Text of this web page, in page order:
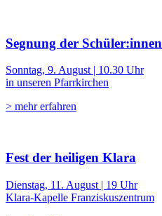
Segnung der Schüler:innen
Sonntag, 9. August | 10.30 Uhr
in unseren Pfarrkirchen
> mehr erfahren
Fest der heiligen Klara
Dienstag, 11. August | 19 Uhr
Klara-Kapelle Franziskuszentrum